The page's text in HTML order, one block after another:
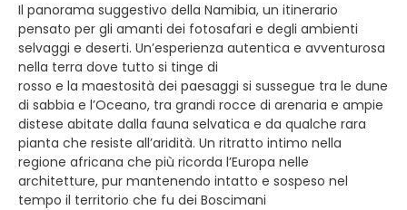
Il panorama suggestivo della Namibia, un itinerario
pensato per gli amanti dei fotosafari e degli ambienti
selvaggi e deserti. Un’esperienza autentica e avventurosa
nella terra dove tutto si tinge di
rosso e la maestosità dei paesaggi si sussegue tra le dune
di sabbia e l’Oceano, tra grandi rocce di arenaria e ampie
distese abitate dalla fauna selvatica e da qualche rara
pianta che resiste all’aridità. Un ritratto intimo nella
regione africana che più ricorda l’Europa nelle
architetture, pur mantenendo intatto e sospeso nel
tempo il territorio che fu dei Boscimani